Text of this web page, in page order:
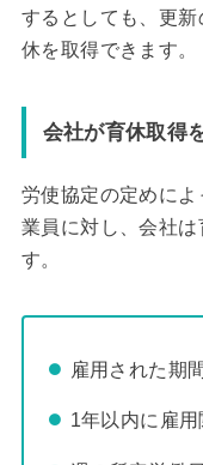
するとしても、更
休を取得できます。
会社が育休取得
労使協定の定めに
業員に対し、会社は
す。
雇用された期
1年以内に雇